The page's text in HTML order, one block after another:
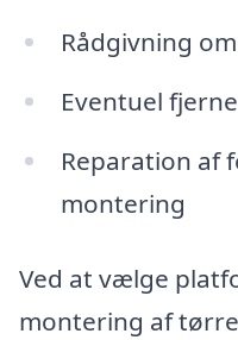
Rådgivning
Eventuel
Reparation af
montering
Ved at vælge
montering af